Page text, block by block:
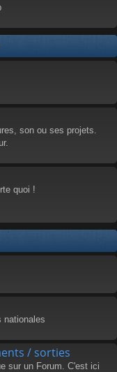
son ou ses projets.
quoi !
nationales
/ sorties
sur un Forum. C'est ici